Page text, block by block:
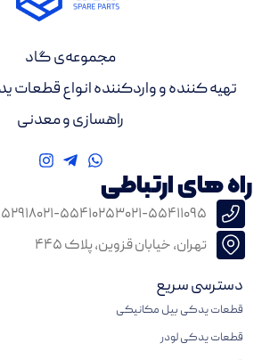
راه های ارتباطی
۰۲۱-۵۵۴۱۱۰۹۵۰۲۱-۵۵۴۱۰۲۵۳
تهران، خیابان قزوین، پلاک ۴۴۵
مجموعه‌ی گاد
تهیه کننده و واردکننده انواع قطعات
راهسازی و معدنی
دسترسی سریع
قطعات یدکی بیل مکانیکی
قطعات یدکی لودر